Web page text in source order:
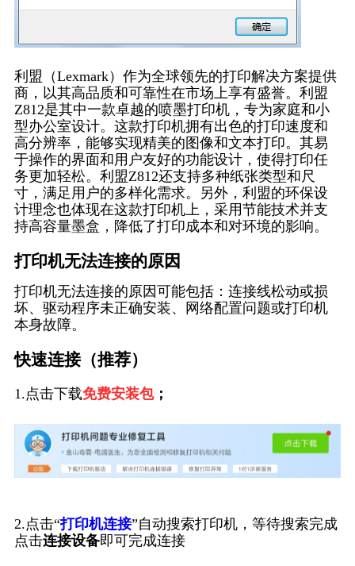
利盟（Lexmark）作为全球领先的打印解决方案提供
商，以其高品质和可靠性在市场上享有盛誉。利盟
Z812是其中一款卓越的喷墨打印机，专为家庭和小
型办公室设计。这款打印机拥有出色的打印速度和
高分辨率，能够实现精美的图像和文本打印。其易
于操作的界面和用户友好的功能设计，使得打印任
务更加轻松。利盟Z812还支持多种纸张类型和尺
寸，满足用户的多样化需求。另外，利盟的环保设
计理念也体现在这款打印机上，采用节能技术并支
持高容量墨盒，降低了打印成本和对环境的影响。
打印机无法连接的原因
打印机无法连接的原因可能包括：连接线松动或损
坏、驱动程序未正确安装、网络配置问题或打印机
本身故障。
快速连接（推荐）
1.点击下载免费安装包；
2.点击“打印机连接”自动搜索打印机，等待搜索完成
点击连接设备即可完成连接